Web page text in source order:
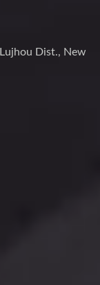
Lujhou Dist., New